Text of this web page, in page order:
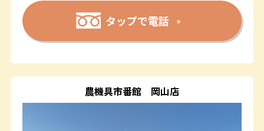
タップで電話
農機具市番館 岡山店